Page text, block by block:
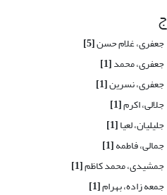
ج
جعفری، غلام حسن[5]
جعفری، محمد[1]
جعفری، نسرین[1]
جلالی، اکرم[1]
جلیلیان، لعیا[1]
جمالی، فاطمه[1]
جمشیدی، محمد کاظم[1]
جمعه زاده، بهرام[1]